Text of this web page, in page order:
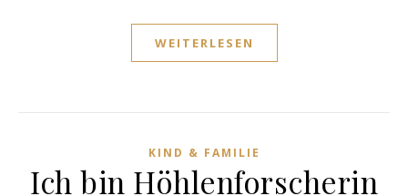
WEITERLESEN
KIND & FAMILIE
Ich bin Höhlenforscherin